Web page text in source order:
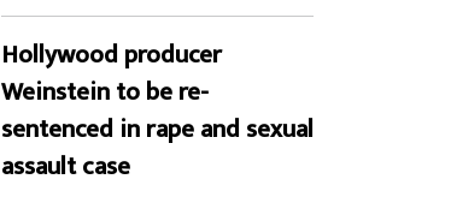
Hollywood producer
Weinstein to be re-
sentenced in rape and sexual
assault case